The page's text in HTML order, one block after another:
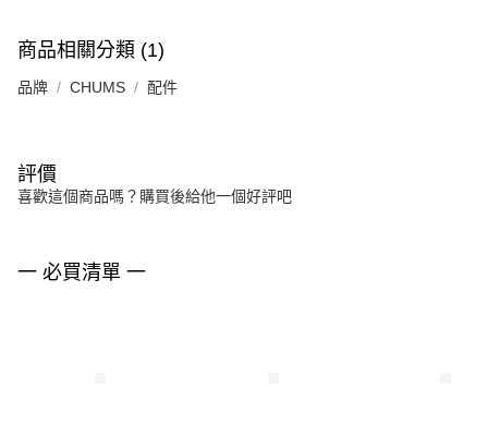
商品相關分類 (1)
品牌 CHUMS 配件
評價
喜歡這個商品嗎？購買後給他一個好評吧
一 必買清單 一